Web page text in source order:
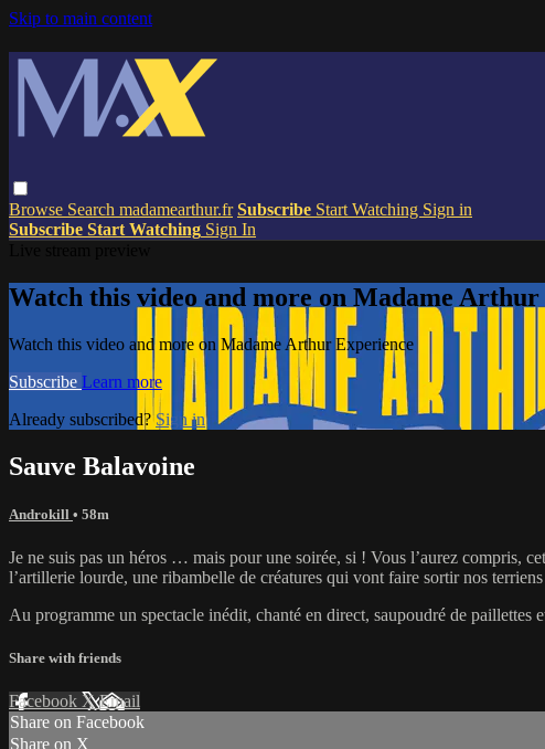
Skip to main content
Browse Search madamearthur.fr Subscribe Start Watching Sign in
Subscribe Start Watching Sign In
Watch this video and more on Madame Arthur
Watch this video and more on Madame Arthur Experience
Subscribe Learn more
Already subscribed?Sign in
Sauve Balavoine
Androkill • 58m
Je ne suis pas un héros … mais pour une soirée, si ! Vous l’aurez compris,
l’artillerie lourde, une ribambelle de créatures qui vont faire sortir nos
Au programme un spectacle inédit, chanté en direct, saupoudré de
Share with friends
Facebook XEmail
Share on Facebook
Share on X